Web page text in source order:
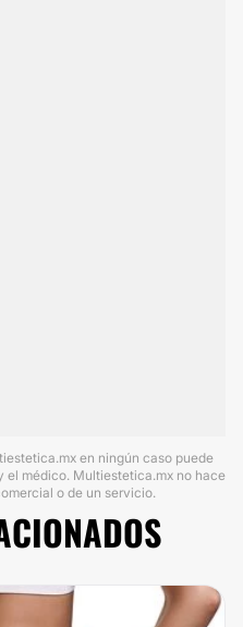
en ningún caso puede
el médico. Multiestetica.mx no hace
o de un servicio.